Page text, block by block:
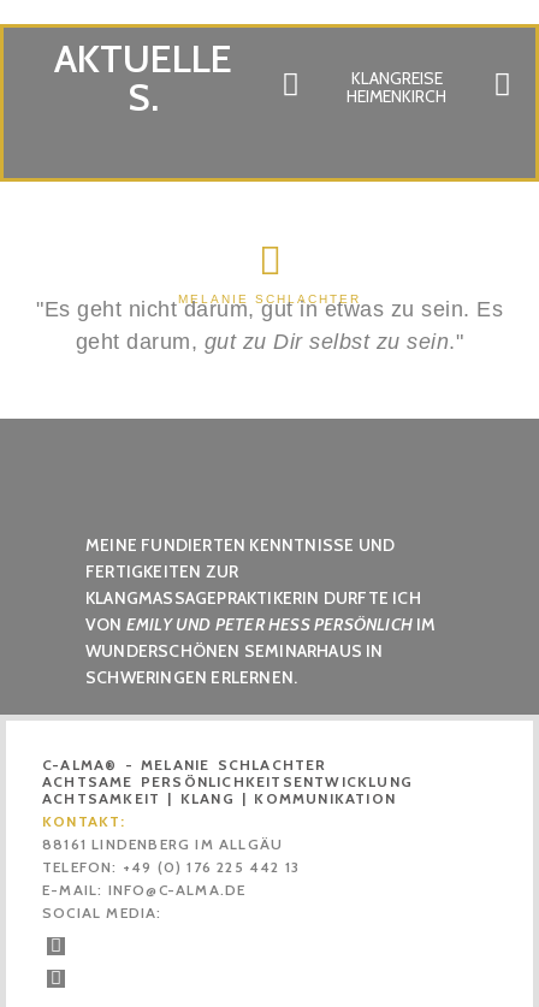
AKTUELLE
S.
KLANGREISE
HEIMENKIRCH
MELANIE SCHLACHTER
"Es geht nicht darum, gut in etwas zu sein. Es
geht darum, gut zu Dir selbst zu sein."
MEINE FUNDIERTEN KENNTNISSE UND
FERTIGKEITEN ZUR
KLANGMASSAGEPRAKTIKERIN DURFTE ICH
VON EMILY UND PETER HESS PERSÖNLICH IM
WUNDERSCHÖNEN SEMINARHAUS IN
SCHWERINGEN ERLERNEN.
C-ALMA® - MELANIE SCHLACHTER
ACHTSAME PERSÖNLICHKEITSENTWICKLUNG
ACHTSAMKEIT | KLANG | KOMMUNIKATION
KONTAKT:
88161 LINDENBERG IM ALLGÄU
TELEFON: +49 (0) 176 225 442 13
E-MAIL: INFO@C-ALMA.DE
SOCIAL MEDIA: